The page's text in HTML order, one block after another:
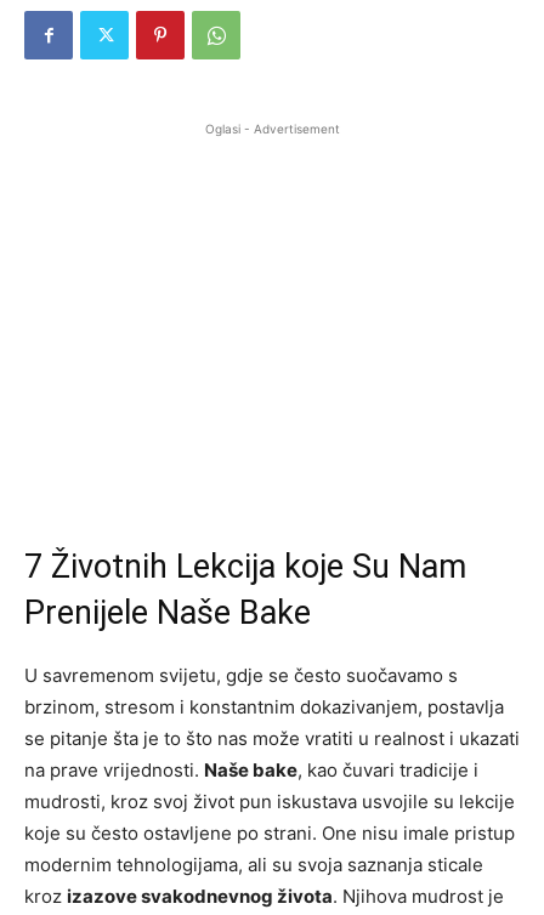
Oglasi - Advertisement
7 Životnih Lekcija koje Su Nam
Prenijele Naše Bake
U savremenom svijetu, gdje se često suočavamo s
brzinom, stresom i konstantnim dokazivanjem, postavlja
se pitanje šta je to što nas može vratiti u realnost i ukazati
na prave vrijednosti. Naše bake, kao čuvari tradicije i
mudrosti, kroz svoj život pun iskustava usvojile su lekcije
koje su često ostavljene po strani. One nisu imale pristup
modernim tehnologijama, ali su svoja saznanja sticale
kroz izazove svakodnevnog života. Njihova mudrost je